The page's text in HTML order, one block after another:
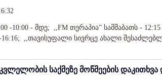
-10:00 - მდე; ,,FM თერაპია” სამშაბათს -
,,თავისუფალი სივრცე ახალი
საქმეზე მოწმეების დაკითხვა